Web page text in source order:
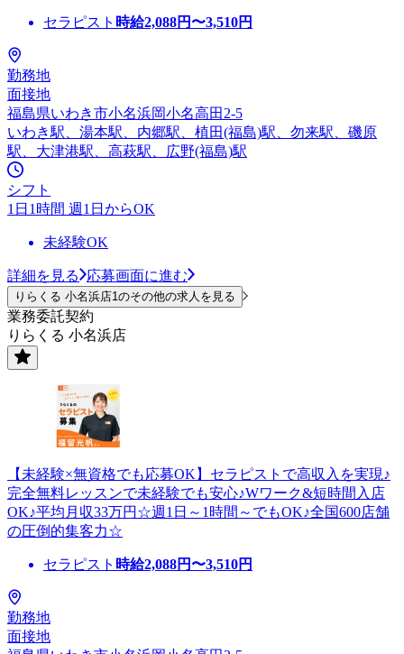
セラピスト 時給2,088円〜3,510円
勤務地
面接地
福島県いわき市小名浜岡小名高田2-5
いわき駅、湯本駅、内郷駅、植田(福島)駅、勿来駅、磯原
駅、大津港駅、高萩駅、広野(福島)駅
シフト
1日1時間 週1日からOK
未経験OK
詳細を見る 応募画面に進む
りらくる 小名浜店1のその他の求人を見る
業務委託契約
りらくる 小名浜店
【未経験×無資格でも応募OK】セラピストで高収入を実現♪
完全無料レッスンで未経験でも安心♪Wワーク&短時間入店
OK♪平均月収33万円☆週1日～1時間～でもOK♪全国600店舗
の圧倒的集客力☆
セラピスト 時給2,088円〜3,510円
勤務地
面接地